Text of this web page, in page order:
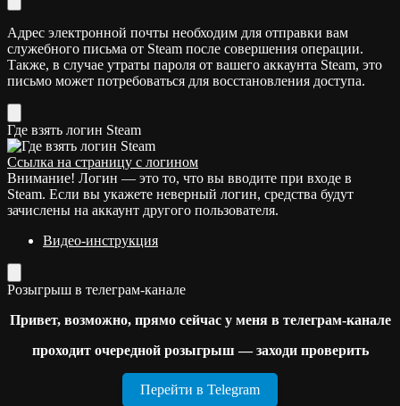
Адрес электронной почты необходим для отправки вам
служебного письма от Steam после совершения операции.
Также, в случае утраты пароля от вашего аккаунта Steam, это
письмо может потребоваться для восстановления доступа.
Где взять логин Steam
Ссылка на страницу с логином
Внимание! Логин — это то, что вы вводите при входе в
Steam. Если вы укажете неверный логин, средства будут
зачислены на аккаунт другого пользователя.
Видео-инструкция
Розыгрыш в телеграм-канале
Привет, возможно, прямо сейчас у меня в телеграм-канале
проходит очередной розыгрыш — заходи проверить
Перейти в Telegram